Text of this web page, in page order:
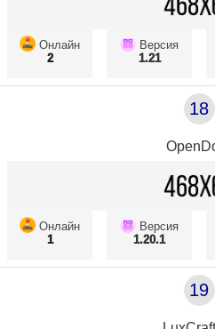
Онлайн
2
Версия
1.21
18
Онлайн
1
Версия
1.20.1
19